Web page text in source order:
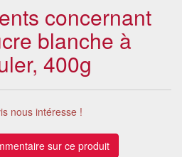
concernant
blanche à
400g
nous intéresse !
sur ce produit